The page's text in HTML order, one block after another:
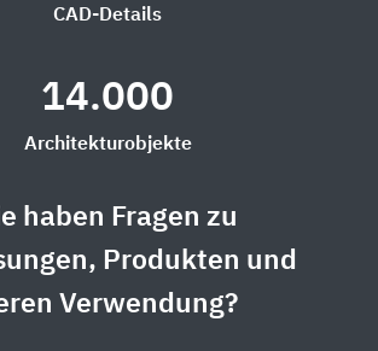
CAD-Details
14.000
Architekturobjekte
haben Fragen zu
Produkten und
Verwendung?